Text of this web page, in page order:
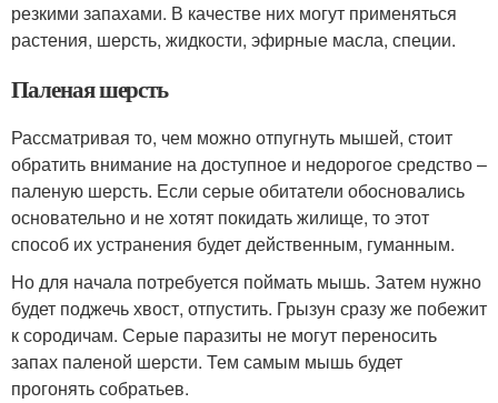
резкими запахами. В качестве них могут применяться
растения, шерсть, жидкости, эфирные масла, специи.
Паленая шерсть
Рассматривая то, чем можно отпугнуть мышей, стоит
обратить внимание на доступное и недорогое средство –
паленую шерсть. Если серые обитатели обосновались
основательно и не хотят покидать жилище, то этот
способ их устранения будет действенным, гуманным.
Но для начала потребуется поймать мышь. Затем нужно
будет поджечь хвост, отпустить. Грызун сразу же побежит
к сородичам. Серые паразиты не могут переносить
запах паленой шерсти. Тем самым мышь будет
прогонять собратьев.